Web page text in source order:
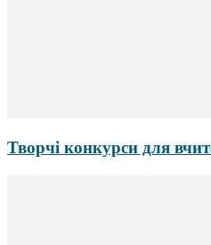
Творчі конкурси для